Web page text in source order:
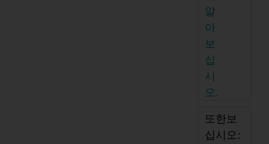
알
아
보
십
시
오.
또한보
십시오: